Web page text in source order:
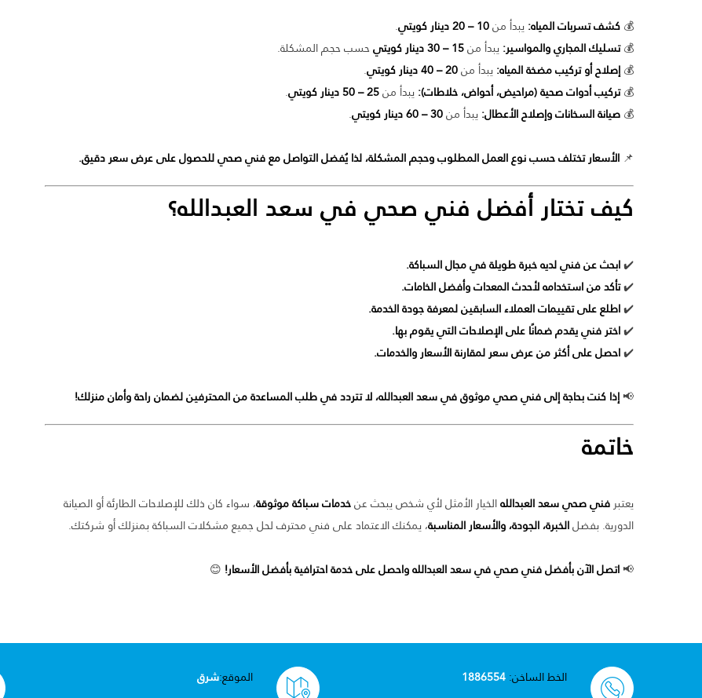
💰كشف تسربات المياه:يبدأ من10 – 20 دينار كويتي
.
💰تسليك المجاري والمواسير:يبدأ من15 – 30 دينار كويتي
حسب حجم المشكلة.
💰إصلاح أو تركيب مضخة المياه:يبدأ من20 – 40 دينار كويتي
.
💰تركيب أدوات صحية (مراحيض، أحواض، خلاطات):يبدأ من25 – 50 دينار كويتي
.
💰صيانة السخانات وإصلاح الأعطال:يبدأ من30 – 60 دينار كويتي .
📌 الأسعار تختلف حسب نوع العمل المطلوب وحجم المشكلة، لذا يُفضل التواصل مع فني صحي للحصول على عرض سعر دقيق.
كيف تختار أفضل فني صحي في سعد العبدالله؟
✔️ابحث عن فني لديه خبرة طويلة في مجال السباكة.
✔️تأكد من استخدامه لأحدث المعدات وأفضل الخامات.
✔️اطلع على تقييمات العملاء السابقين لمعرفة جودة الخدمة.
✔️اختر فني يقدم ضمانًا على الإصلاحات التي يقوم بها.
✔️احصل على أكثر من عرض سعر لمقارنة الأسعار والخدمات.
📢إذا كنت بحاجة إلى فني صحي موثوق في سعد العبدالله، لا تتردد في طلب المساعدة من المحترفين لضمان راحة وأمان منزلك!
خاتمة
يعتبرفني صحي سعد العبداللهالخيار الأمثل لأي شخص يبحث عنخدمات سباكة موثوقة، سواء كان ذلك للإصلاحات الطارئة أو الصيانة
الدورية. بفضلالخبرة، الجودة، والأسعار المناسبة، يمكنك الاعتماد على فني محترف لحل جميع مشكلات السباكة بمنزلك أو شركتك.
📢اتصل الآن بأفضل فني صحي في سعد العبدالله واحصل على خدمة احترافية بأفضل الأسعار! 😊
الخط الساخن:1886554 الموقع:شرق